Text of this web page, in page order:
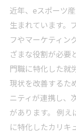
近年、eスポーツ
生まれています。
フやマーケティン
ざまな役割が必要
門職に特化した就
現状を改善するた
ニティが連携し、
があります。 例
に特化したカリキ